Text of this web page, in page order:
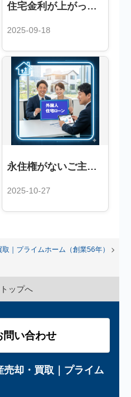
住宅金利が上がった！もし住宅ローンが返済できなかったらどうなるの？？
2025-09-18
永住権がないご主人の住宅ローン審査について
2025-10-27
｜プライムホーム（創業56年）
ップへ
問い合わせ
却・買取｜プライム